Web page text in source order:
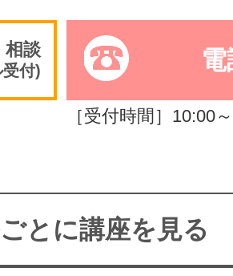
特集をみる
掲載のお問
相談
付)
［受付時間］10:00
とに講座を見る